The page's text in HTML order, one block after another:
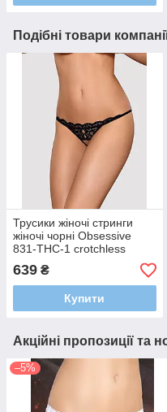
Подібні товари
Трусики жіночі стринги
жіночі чорні Obsessive
831-THC-1 crotchless
thong L/XL
639 ₴
Купити
Акційні пропозиції та
–5%